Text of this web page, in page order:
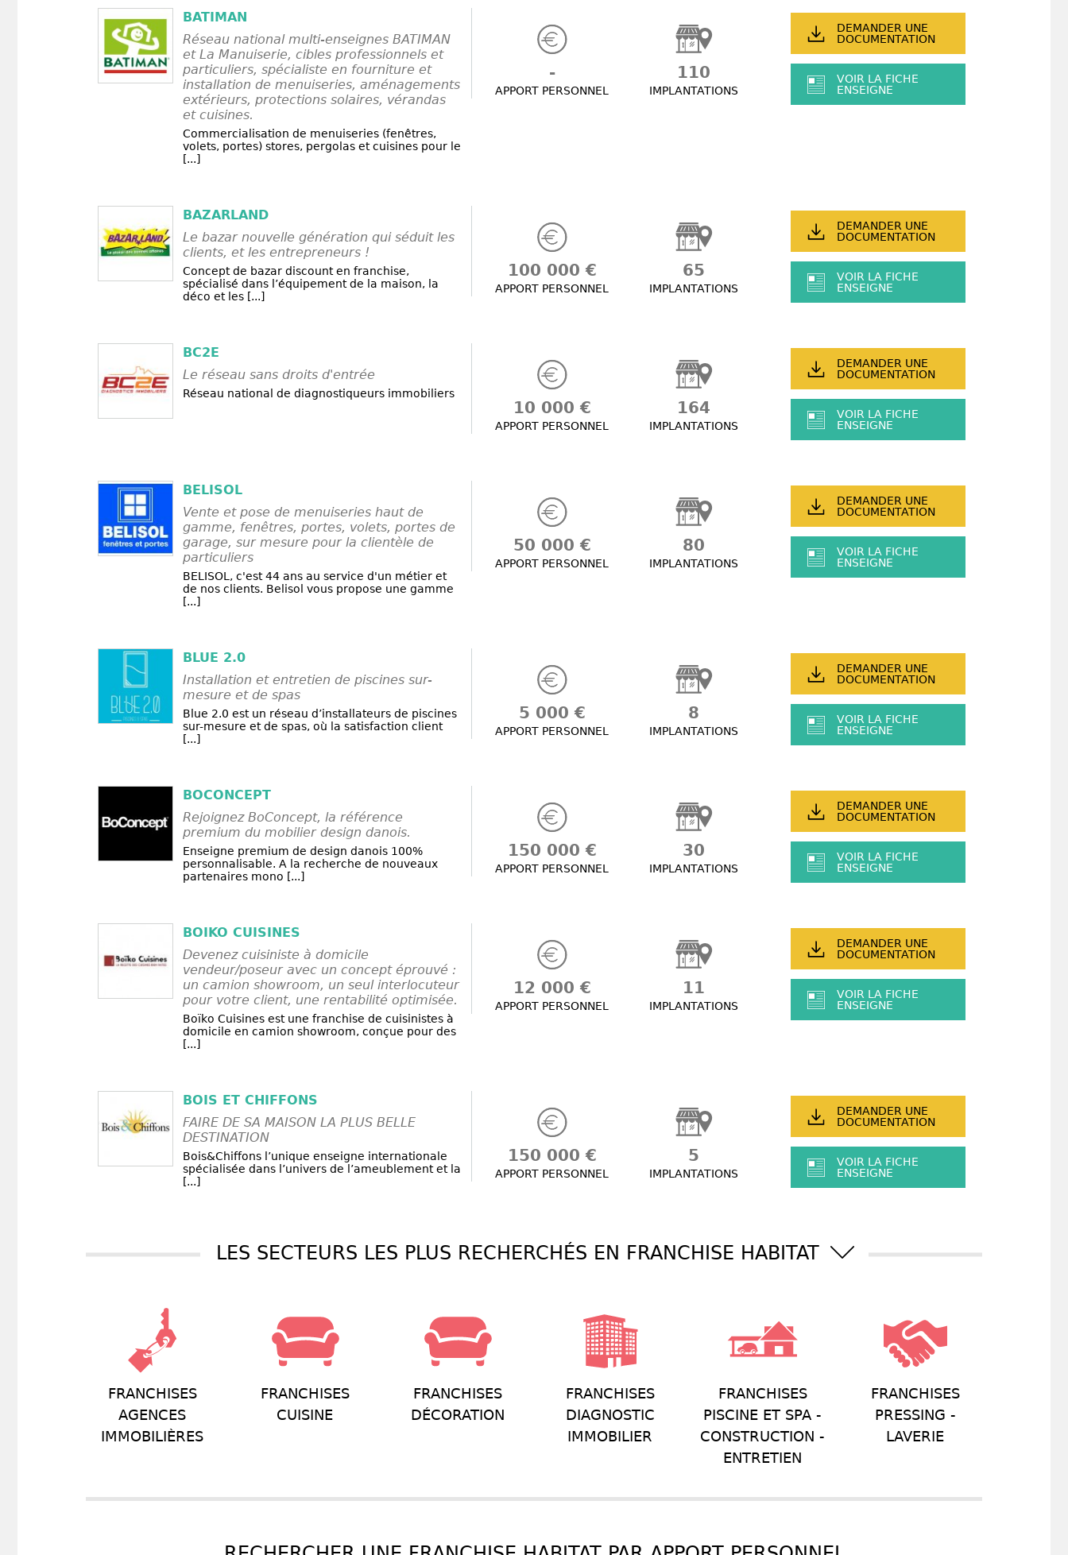
BATIMAN
Réseau national multi-enseignes BATIMAN
et La Manuiserie, cibles professionnels et
particuliers, spécialiste en fourniture et
installation de menuiseries, aménagements
extérieurs, protections solaires, vérandas
et cuisines.
Commercialisation de menuiseries (fenêtres,
volets, portes) stores, pergolas et cuisines pour le
[...]
-
APPORT PERSONNEL
110
IMPLANTATIONS
DEMANDER UNE
DOCUMENTATION
VOIR LA FICHE
ENSEIGNE
BAZARLAND
Le bazar nouvelle génération qui séduit les
clients, et les entrepreneurs !
Concept de bazar discount en franchise,
spécialisé dans l’équipement de la maison, la
déco et les [...]
100 000 €
APPORT PERSONNEL
65
IMPLANTATIONS
DEMANDER UNE
DOCUMENTATION
VOIR LA FICHE
ENSEIGNE
BC2E
Le réseau sans droits d'entrée
Réseau national de diagnostiqueurs immobiliers
10 000 €
APPORT PERSONNEL
164
IMPLANTATIONS
DEMANDER UNE
DOCUMENTATION
VOIR LA FICHE
ENSEIGNE
BELISOL
Vente et pose de menuiseries haut de
gamme, fenêtres, portes, volets, portes de
garage, sur mesure pour la clientèle de
particuliers
BELISOL, c'est 44 ans au service d'un métier et
de nos clients. Belisol vous propose une gamme
[...]
50 000 €
APPORT PERSONNEL
80
IMPLANTATIONS
DEMANDER UNE
DOCUMENTATION
VOIR LA FICHE
ENSEIGNE
BLUE 2.0
Installation et entretien de piscines sur-
mesure et de spas
Blue 2.0 est un réseau d’installateurs de piscines
sur-mesure et de spas, où la satisfaction client
[...]
5 000 €
APPORT PERSONNEL
8
IMPLANTATIONS
DEMANDER UNE
DOCUMENTATION
VOIR LA FICHE
ENSEIGNE
BOCONCEPT
Rejoignez BoConcept, la référence
premium du mobilier design danois.
Enseigne premium de design danois 100%
personnalisable. A la recherche de nouveaux
partenaires mono [...]
150 000 €
APPORT PERSONNEL
30
IMPLANTATIONS
DEMANDER UNE
DOCUMENTATION
VOIR LA FICHE
ENSEIGNE
BOIKO CUISINES
Devenez cuisiniste à domicile
vendeur/poseur avec un concept éprouvé :
un camion showroom, un seul interlocuteur
pour votre client, une rentabilité optimisée.
Boïko Cuisines est une franchise de cuisinistes à
domicile en camion showroom, conçue pour des
[...]
12 000 €
APPORT PERSONNEL
11
IMPLANTATIONS
DEMANDER UNE
DOCUMENTATION
VOIR LA FICHE
ENSEIGNE
BOIS ET CHIFFONS
FAIRE DE SA MAISON LA PLUS BELLE
DESTINATION
Bois&Chiffons l’unique enseigne internationale
spécialisée dans l’univers de l’ameublement et la
[...]
150 000 €
APPORT PERSONNEL
5
IMPLANTATIONS
DEMANDER UNE
DOCUMENTATION
VOIR LA FICHE
ENSEIGNE
LES SECTEURS LES PLUS RECHERCHÉS EN FRANCHISE HABITAT
FRANCHISES
AGENCES
IMMOBILIÈRES
FRANCHISES
CUISINE
FRANCHISES
DÉCORATION
FRANCHISES
DIAGNOSTIC
IMMOBILIER
FRANCHISES
PISCINE ET SPA -
CONSTRUCTION -
ENTRETIEN
FRANCHISES
PRESSING -
LAVERIE